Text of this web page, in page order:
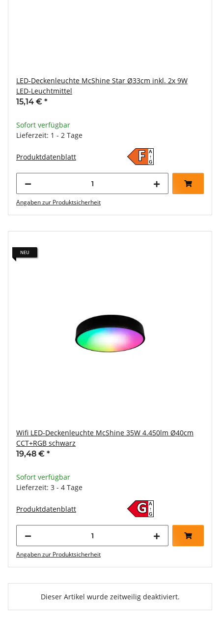
LED-Deckenleuchte McShine Star Ø33cm inkl. 2x 9W
LED-Leuchtmittel
15,14 € *
Sofort verfügbar
Lieferzeit: 1 - 2 Tage
Produktdatenblatt F A
↑
G
Angaben zur Produktsicherheit
NEU
Wifi LED-Deckenleuchte McShine 35W 4.450lm Ø40cm
CCT+RGB schwarz
19,48 € *
Sofort verfügbar
Lieferzeit: 3 - 4 Tage
Produktdatenblatt G A
↑
G
Angaben zur Produktsicherheit
Dieser Artikel wurde zeitweilig deaktiviert.